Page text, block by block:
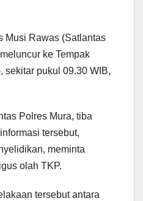
Musi Rawas (Satlantas
ke Tempak
sekitar pukul 09.30 WIB,
Polres Mura, tiba
tersebut,
meminta
olah TKP.
tersebut antara